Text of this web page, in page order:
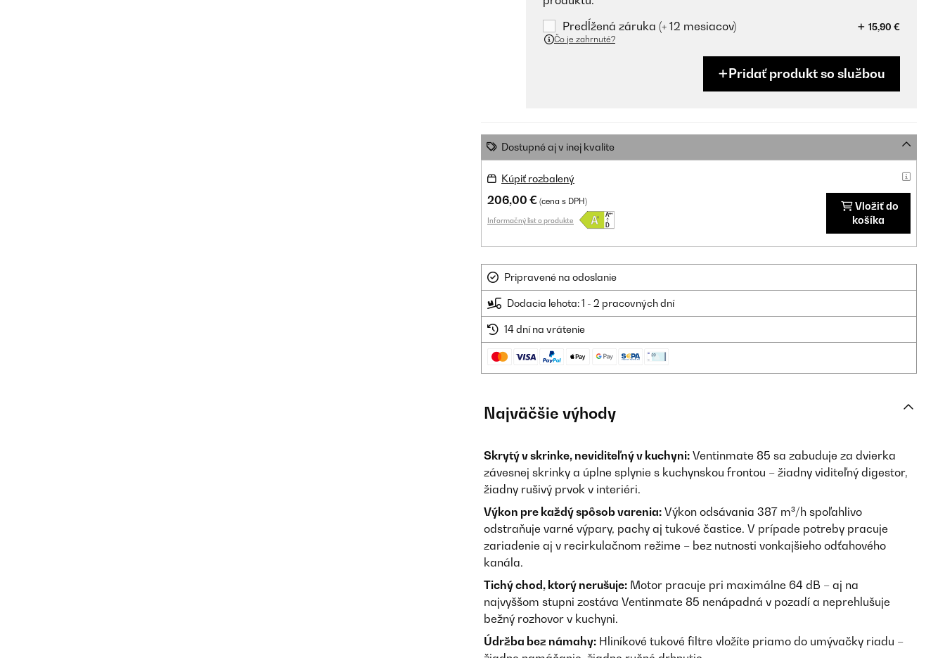
Predĺžená záruka (+ 12 mesiacov)
15,90 €
Čo je zahrnuté?
Pridať produkt so službou
Dostupné aj v inej kvalite
Kúpiť rozbalený
206,00 € (cena s DPH)
Informačný list o produkte
Vložiť do
košíka
Pripravené na odoslanie
Dodacia lehota: 1 - 2 pracovných dní
14 dní na vrátenie
Najväčšie výhody
Skrytý v skrinke, neviditeľný v kuchyni: Ventinmate 85 sa zabuduje za dvierka
závesnej skrinky a úplne splynie s kuchynskou frontou – žiadny viditeľný digestor,
žiadny rušivý prvok v interiéri.
Výkon pre každý spôsob varenia: Výkon odsávania 387 m³/h spoľahlivo
odstraňuje varné výpary, pachy aj tukové častice. V prípade potreby pracuje
zariadenie aj v recirkulačnom režime – bez nutnosti vonkajšieho odťahového
kanála.
Tichý chod, ktorý nerušuje: Motor pracuje pri maximálne 64 dB – aj na
najvyššom stupni zostáva Ventinmate 85 nenápadná v pozadí a neprehlušuje
bežný rozhovor v kuchyni.
Údržba bez námahy: Hliníkové tukové filtre vložíte priamo do umývačky riadu –